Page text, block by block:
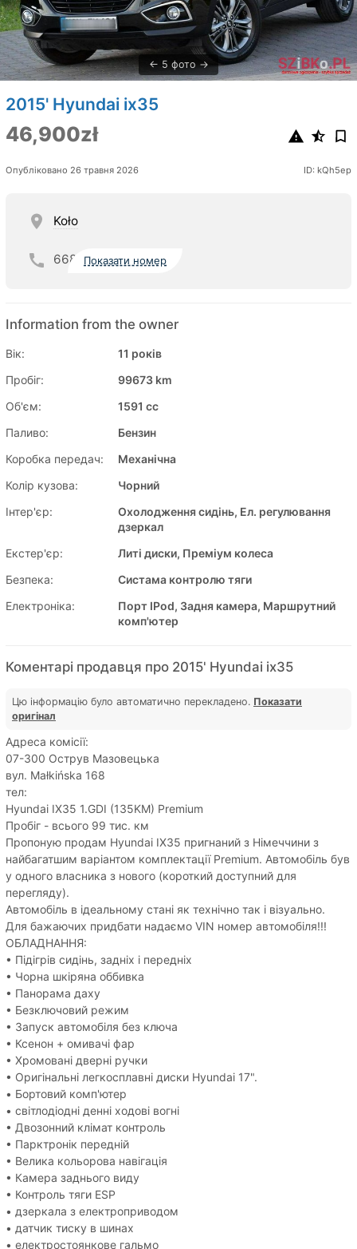
5 фото
2015' Hyundai ix35
46,900zł
Опубліковано 26 травня 2026 ID: kQh5ep
Koło
668 Показати номер
Information from the owner
Вік:
11 років
Пробіг:
99673 km
Об'єм:
1591 cc
Паливо:
Бензин
Коробка передач:
Механічна
Колір кузова:
Чорний
Інтер'єр:
Охолодження сидінь, Ел. регулювання
дзеркал
Екстер'єр:
Литі диски, Преміум колеса
Безпека:
Систама контролю тяги
Електроніка:
Порт IPod, Задня камера, Маршрутний
комп'ютер
Коментарі продавця про 2015' Hyundai ix35
Цю інформацію було автоматично перекладено. Показати
оригінал
Адреса комісії:
07-300 Острув Мазовецька
вул. Małkińska 168
тел:
Hyundai IX35 1.GDI (135KM) Premium
Пробіг - всього 99 тис. км
Пропоную продам Hyundai IX35 пригнаний з Німеччини з
найбагатшим варіантом комплектації Premium. Автомобіль був
у одного власника з нового (короткий доступний для
перегляду).
Автомобіль в ідеальному стані як технічно так і візуально.
Для бажаючих придбати надаємо VIN номер автомобіля!!!
ОБЛАДНАННЯ:
• Підігрів сидінь, задніх і передніх
• Чорна шкіряна оббивка
• Панорама даху
• Безключовий режим
• Запуск автомобіля без ключа
• Ксенон + омивачі фар
• Хромовані дверні ручки
• Оригінальні легкосплавні диски Hyundai 17".
• Бортовий комп'ютер
• світлодіодні денні ходові вогні
• Двозонний клімат контроль
• Парктронік передній
• Велика кольорова навігація
• Камера заднього виду
• Контроль тяги ESP
• дзеркала з електроприводом
• датчик тиску в шинах
• електростоянкове гальмо